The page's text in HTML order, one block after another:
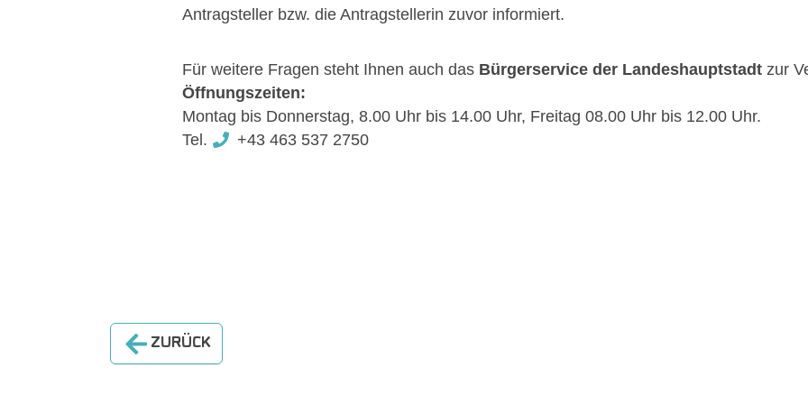
Antragsteller bzw. die Antragstellerin zuvor informiert.
Für weitere Fragen steht Ihnen auch das Bürgerservice der Landeshauptstadt zur
Öffnungszeiten:
Montag bis Donnerstag, 8.00 Uhr bis 14.00 Uhr, Freitag 08.00 Uhr bis 12.00 Uhr.
Tel.
+43 463 537 2750
ZURÜCK